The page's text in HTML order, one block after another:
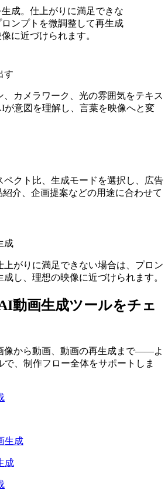
成。仕上がりに満足できな
ンプトを微調整して再生成
に近づけられます。
す
カメラワーク、光の雰囲気をテキス
が意図を理解し、言葉を映像へと変
ペクト比、生成モードを選択し、広告
介、企画提案などの用途に合わせて
成
上がりに満足できない場合は、プロン
し、理想の映像に近づけられます。
動画生成ツールをチェ
像から動画、動画の再生成まで——よ
で、制作フロー全体をサポートしま
成